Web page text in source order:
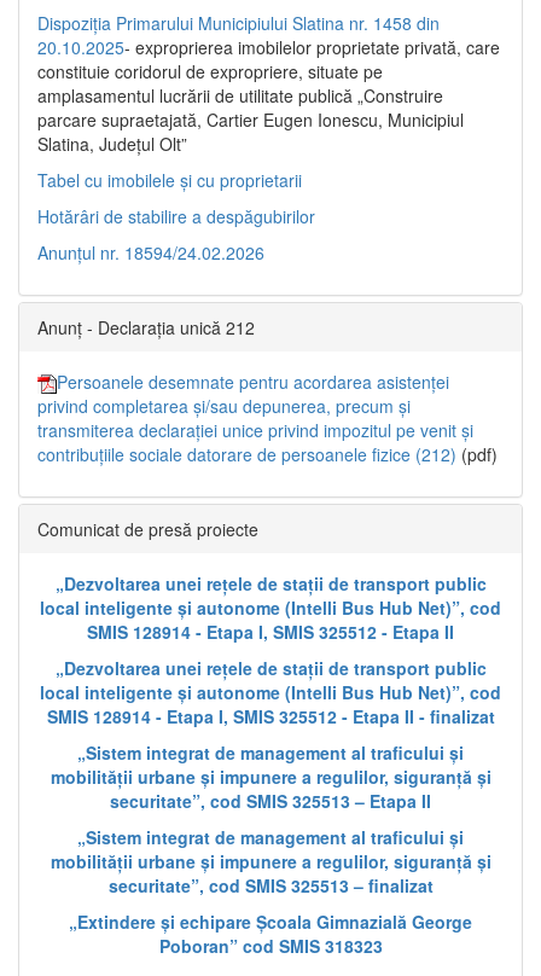
Dispoziția Primarului Municipiului Slatina nr. 1458 din
20.10.2025- exproprierea imobilelor proprietate privată, care
constituie coridorul de expropriere, situate pe
amplasamentul lucrării de utilitate publică „Construire
parcare supraetajată, Cartier Eugen Ionescu, Municipiul
Slatina, Județul Olt”
Tabel cu imobilele și cu proprietarii
Hotărâri de stabilire a despăgubirilor
Anunțul nr. 18594/24.02.2026
Anunț - Declarația unică 212
Persoanele desemnate pentru acordarea asistenței
privind completarea și/sau depunerea, precum și
transmiterea declarației unice privind impozitul pe venit și
contribuțiile sociale datorare de persoanele fizice (212) (pdf)
Comunicat de presă proiecte
„Dezvoltarea unei rețele de stații de transport public
local inteligente și autonome (Intelli Bus Hub Net)”, cod
SMIS 128914 - Etapa I, SMIS 325512 - Etapa II
„Dezvoltarea unei rețele de stații de transport public
local inteligente și autonome (Intelli Bus Hub Net)”, cod
SMIS 128914 - Etapa I, SMIS 325512 - Etapa II - finalizat
„Sistem integrat de management al traficului și
mobilității urbane și impunere a regulilor, siguranță și
securitate”, cod SMIS 325513 – Etapa II
„Sistem integrat de management al traficului și
mobilității urbane și impunere a regulilor, siguranță și
securitate”, cod SMIS 325513 – finalizat
„Extindere și echipare Școala Gimnazială George
Poboran” cod SMIS 318323